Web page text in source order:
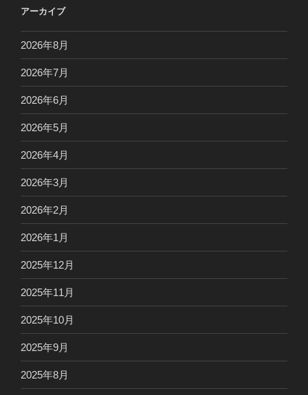
アーカイブ
2026年8月
2026年7月
2026年6月
2026年5月
2026年4月
2026年3月
2026年2月
2026年1月
2025年12月
2025年11月
2025年10月
2025年9月
2025年8月